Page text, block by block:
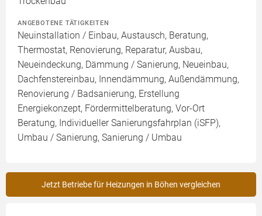
ANGEBOTENE TÄTIGKEITEN
Neuinstallation / Einbau, Austausch, Beratung,
Thermostat, Renovierung, Reparatur, Ausbau,
Neueindeckung, Dämmung / Sanierung, Neueinbau,
Dachfenstereinbau, Innendämmung, Außendämmung,
Renovierung / Badsanierung, Erstellung
Energiekonzept, Fördermittelberatung, Vor-Ort
Beratung, Individueller Sanierungsfahrplan (iSFP),
Umbau / Sanierung, Sanierung / Umbau
Jetzt Betriebe für Heizungen in Böhen vergleichen